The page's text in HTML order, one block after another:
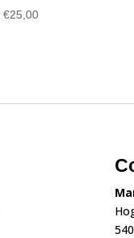
€25,00Prijsklasse: